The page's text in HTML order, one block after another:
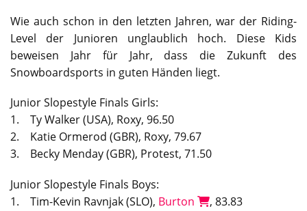
Wie auch schon in den letzten Jahren, war der Riding-
Level der Junioren unglaublich hoch. Diese Kids
beweisen Jahr für Jahr, dass die Zukunft des
Snowboardsports in guten Händen liegt.
Junior Slopestyle Finals Girls:
1. Ty Walker (USA), Roxy, 96.50
2. Katie Ormerod (GBR), Roxy, 79.67
3. Becky Menday (GBR), Protest, 71.50
Junior Slopestyle Finals Boys:
1. Tim-Kevin Ravnjak (SLO), Burton
, 83.83